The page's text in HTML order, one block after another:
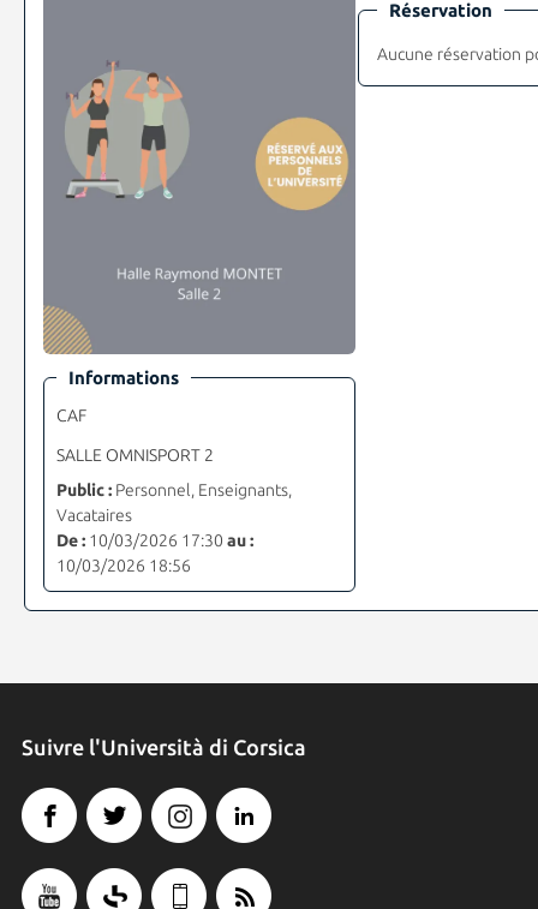
Informations
CAF
SALLE OMNISPORT 2
Public :Personnel, Enseignants,
Vacataires
De :10/03/2026 17:30 au :
10/03/2026 18:56
Réservation
Aucune réservation
Suivre l'Università di Corsica